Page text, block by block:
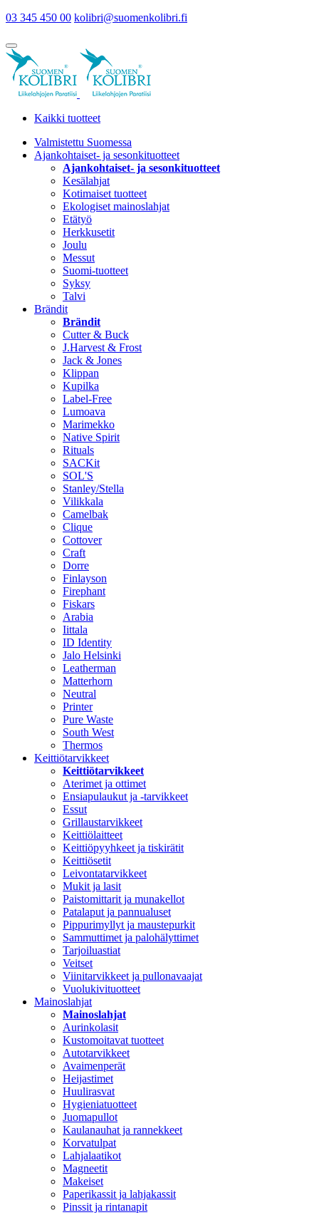
03 345 450 00 kolibri@suomenkolibri.fi
Kaikki tuotteet
Valmistettu Suomessa
Ajankohtaiset- ja sesonkituotteet
Ajankohtaiset- ja sesonkituotteet
Kesälahjat
Kotimaiset tuotteet
Ekologiset mainoslahjat
Etätyö
Herkkusetit
Joulu
Messut
Suomi-tuotteet
Syksy
Talvi
Brändit
Brändit
Cutter & Buck
J.Harvest & Frost
Jack & Jones
Klippan
Kupilka
Label-Free
Lumoava
Marimekko
Native Spirit
Rituals
SACKit
SOL'S
Stanley/Stella
Vilikkala
Camelbak
Clique
Cottover
Craft
Dorre
Finlayson
Firephant
Fiskars
Arabia
Iittala
ID Identity
Jalo Helsinki
Leatherman
Matterhorn
Neutral
Printer
Pure Waste
South West
Thermos
Keittiötarvikkeet
Keittiötarvikkeet
Aterimet ja ottimet
Ensiapulaukut ja -tarvikkeet
Essut
Grillaustarvikkeet
Keittiölaitteet
Keittiöpyyhkeet ja tiskirätit
Keittiösetit
Leivontatarvikkeet
Mukit ja lasit
Paistomittarit ja munakellot
Patalaput ja pannualuset
Pippurimyllyt ja maustepurkit
Sammuttimet ja palohälyttimet
Tarjoiluastiat
Veitset
Viinitarvikkeet ja pullonavaajat
Vuolukivituotteet
Mainoslahjat
Mainoslahjat
Aurinkolasit
Kustomoitavat tuotteet
Autotarvikkeet
Avaimenperät
Heijastimet
Huulirasvat
Hygieniatuotteet
Juomapullot
Kaulanauhat ja rannekkeet
Korvatulpat
Lahjalaatikot
Magneetit
Makeiset
Paperikassit ja lahjakassit
Pinssit ja rintanapit